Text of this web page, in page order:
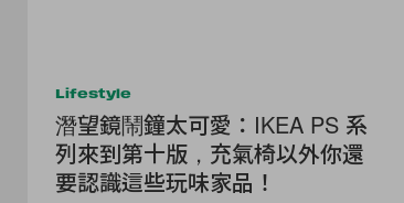
Lifestyle
潛望鏡鬧鐘太可愛：IKEA PS 系
列來到第十版，充氣椅以外你還
要認識這些玩味家品！